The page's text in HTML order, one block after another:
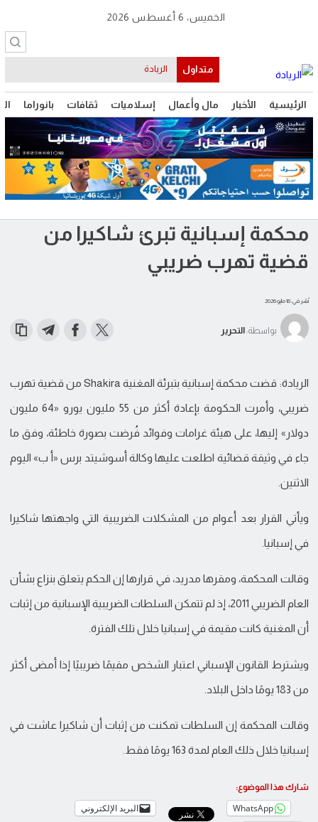
الرئيسية الأخبار مال وأعمال إسلاميات ثقافات بانوراما
الخميس، 6 أغسطس 2026
متداول
محكمة إسبانية تبرئ شاكيرا من
قضية تهرب ضريبي
نُشر في: 18 مايو 2026
بواسطة: التحرير
الريادة: قضت محكمة إسبانية بتبرئة المغنية Shakira من قضية تهرب
ضريبي، وأمرت الحكومة بإعادة أكثر من 55 مليون يورو «64 مليون
دولار» إليها، على هيئة غرامات وفوائد فُرضت بصورة خاطئة، وفق ما
جاء في وثيقة قضائية اطلعت عليها وكالة أسوشيتد برس «أ ب» اليوم
الاثنين.
ويأتي القرار بعد أعوام من المشكلات الضريبية التي واجهتها شاكيرا
في إسبانيا.
وقالت المحكمة، ومقرها مدريد، في قرارها إن الحكم يتعلق بنزاع بشأن
العام الضريبي 2011، إذ لم تتمكن السلطات الضريبية الإسبانية من إثبات
أن المغنية كانت مقيمة في إسبانيا خلال تلك الفترة.
ويشترط القانون الإسباني اعتبار الشخص مقيمًا ضريبيًا إذا أمضى أكثر
من 183 يومًا داخل البلاد.
وقالت المحكمة إن السلطات تمكنت من إثبات أن شاكيرا عاشت في
إسبانيا خلال ذلك العام لمدة 163 يومًا فقط.
شارك هذا الموضوع:
WhatsApp
البريد الإلكتروني